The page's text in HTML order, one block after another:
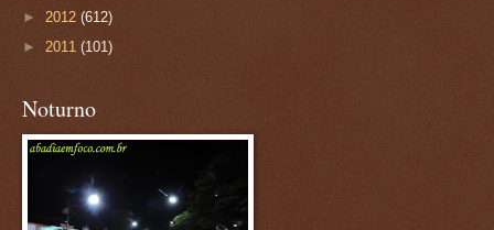
► 2012 (612)
► 2011 (101)
Noturno